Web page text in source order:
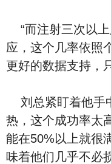
“而注射三次以上
应，这个几率依照
更好的数据支持，
刘总紧盯着他手
热，这个成功率太
能在50%以上就很
味着他们几乎不必